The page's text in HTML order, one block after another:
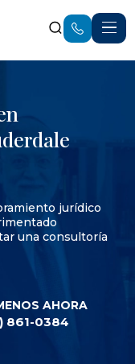
jurídico
una consultoría
AHORA
861-0384